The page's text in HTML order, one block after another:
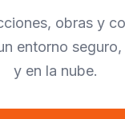
obras y
entorno
y en la nube.